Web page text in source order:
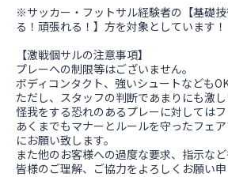
※サッカー・フットサル経験者の【基礎
る！頑張れる！】方を対象としています！
【激戦個サルの注意事項】
プレーへの制限等はございません。
ボディコンタクト、強いシュートなどもOK
ただし、スタッフの判断であまりにも激
怪我をする恐れのあるプレーに対してはフ
あくまでもマナーとルールを守ったフェ
にお願い致します。
また他のお客様への過度な要求、指示など
皆様のご理解、ご協力をよろしくお願い申